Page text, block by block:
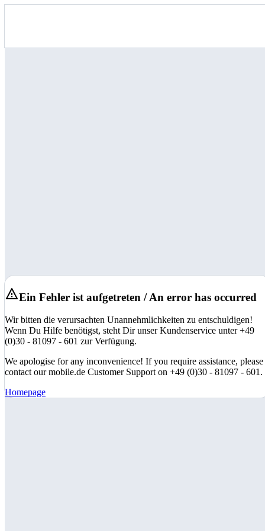
Ein Fehler ist aufgetreten / An error has occurred
Wir bitten die verursachten Unannehmlichkeiten zu entschuldigen!
Wenn Du Hilfe benötigst, steht Dir unser Kundenservice unter +49
(0)30 - 81097 - 601 zur Verfügung.
We apologise for any inconvenience! If you require assistance, please
contact our mobile.de Customer Support on +49 (0)30 - 81097 - 601.
Homepage